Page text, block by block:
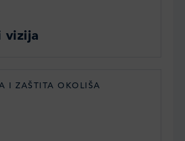
vizija
I ZAŠTITA OKOLIŠA